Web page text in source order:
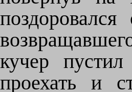
кучер
проехать и